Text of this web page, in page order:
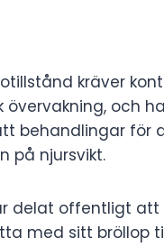
kräver
övervakning, och
behandlingar för
på njursvikt.
delat offentligt att
med sitt bröllop